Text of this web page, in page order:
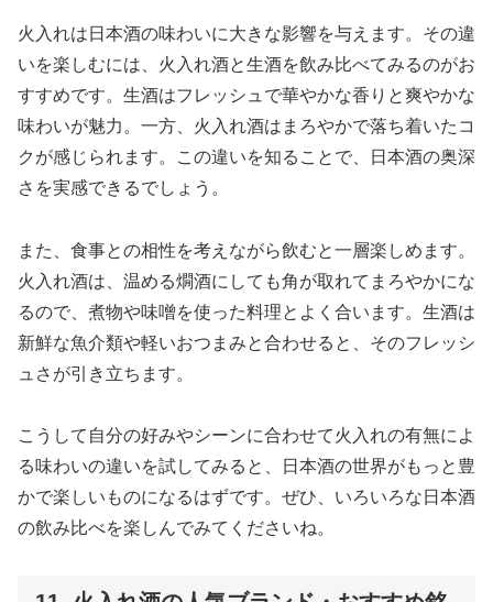
火入れは日本酒の味わいに大きな影響を与えます。その違
いを楽しむには、火入れ酒と生酒を飲み比べてみるのがお
すすめです。生酒はフレッシュで華やかな香りと爽やかな
味わいが魅力。一方、火入れ酒はまろやかで落ち着いたコ
クが感じられます。この違いを知ることで、日本酒の奥深
さを実感できるでしょう。
また、食事との相性を考えながら飲むと一層楽しめます。
火入れ酒は、温める燗酒にしても角が取れてまろやかにな
るので、煮物や味噌を使った料理とよく合います。生酒は
新鮮な魚介類や軽いおつまみと合わせると、そのフレッシ
ュさが引き立ちます。
こうして自分の好みやシーンに合わせて火入れの有無によ
る味わいの違いを試してみると、日本酒の世界がもっと豊
かで楽しいものになるはずです。ぜひ、いろいろな日本酒
の飲み比べを楽しんでみてくださいね。